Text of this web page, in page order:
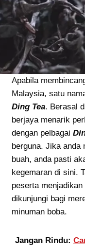
Apabila
Malaysia, satu
Ding Tea. Berasal
berjaya menarik
dengan pelbagai
berguna. Jika anda
buah, anda pasti
kegemaran di sini.
peserta
dikunjungi bagi
minuman boba.
Jangan Rindu: